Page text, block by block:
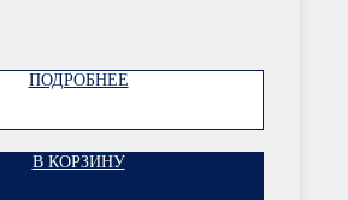
ПОДРОБНЕЕ
В КОРЗИНУ
данных в